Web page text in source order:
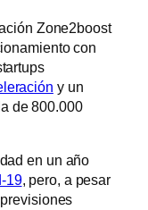
Zone2boost
con
y un
de 800.000
en un año
19, pero, a pesar